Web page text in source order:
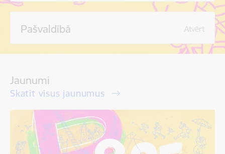
Pašvaldībā Atvērt
Jaunumi
Skatīt visus jaunumus